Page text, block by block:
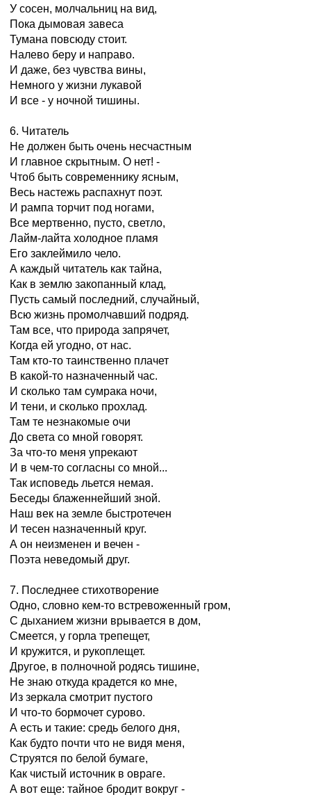
У сосен, молчальниц на вид,
Пока дымовая завеса
Тумана повсюду стоит.
Налево беру и направо.
И даже, без чувства вины,
Немного у жизни лукавой
И все - у ночной тишины.
6. Читатель
Не должен быть очень несчастным
И главное скрытным. О нет! -
Чтоб быть современнику ясным,
Весь настежь распахнут поэт.
И рампа торчит под ногами,
Все мертвенно, пусто, светло,
Лайм-лайта холодное пламя
Его заклеймило чело.
А каждый читатель как тайна,
Как в землю закопанный клад,
Пусть самый последний, случайный,
Всю жизнь промолчавший подряд.
Там все, что природа запрячет,
Когда ей угодно, от нас.
Там кто-то таинственно плачет
В какой-то назначенный час.
И сколько там сумрака ночи,
И тени, и сколько прохлад.
Там те незнакомые очи
До света со мной говорят.
За что-то меня упрекают
И в чем-то согласны со мной...
Так исповедь льется немая.
Беседы блаженнейший зной.
Наш век на земле быстротечен
И тесен назначенный круг.
А он неизменен и вечен -
Поэта неведомый друг.
7. Последнее стихотворение
Одно, словно кем-то встревоженный гром,
С дыханием жизни врывается в дом,
Смеется, у горла трепещет,
И кружится, и рукоплещет.
Другое, в полночной родясь тишине,
Не знаю откуда крадется ко мне,
Из зеркала смотрит пустого
И что-то бормочет сурово.
А есть и такие: средь белого дня,
Как будто почти что не видя меня,
Струятся по белой бумаге,
Как чистый источник в овраге.
А вот еще: тайное бродит вокруг -